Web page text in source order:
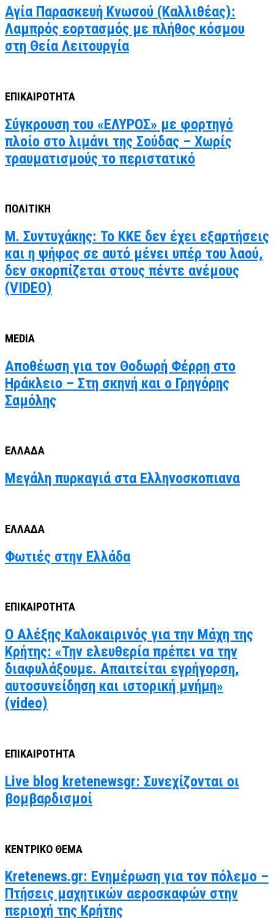
Αγία Παρασκευή Κνωσού (Καλλιθέας):
Λαμπρός εορτασμός με πλήθος κόσμου
στη Θεία Λειτουργία
ΕΠΙΚΑΙΡΟΤΗΤΑ
Σύγκρουση του «ΕΛΥΡΟΣ» με φορτηγό
πλοίο στο λιμάνι της Σούδας – Χωρίς
τραυματισμούς το περιστατικό
ΠΟΛΙΤΙΚΗ
Μ. Συντυχάκης: Το ΚΚΕ δεν έχει εξαρτήσεις
και η ψήφος σε αυτό μένει υπέρ του λαού,
δεν σκορπίζεται στους πέντε ανέμους
(VIDEO)
MEDIA
Αποθέωση για τον Θοδωρή Φέρρη στο
Ηράκλειο – Στη σκηνή και ο Γρηγόρης
Σαμόλης
ΕΛΛΑΔΑ
Μεγάλη πυρκαγιά στα Ελληνοσκοπιανα
ΕΛΛΑΔΑ
Φωτιές στην Ελλάδα
ΕΠΙΚΑΙΡΟΤΗΤΑ
Ο Αλέξης Καλοκαιρινός για την Μάχη της
Κρήτης: «Την ελευθερία πρέπει να την
διαφυλάξουμε. Απαιτείται εγρήγορση,
αυτοσυνείδηση και ιστορική μνήμη»
(video)
ΕΠΙΚΑΙΡΟΤΗΤΑ
Live blog kretenewsgr: Συνεχίζονται οι
βομβαρδισμοί
ΚΕΝΤΡΙΚΟ ΘΕΜΑ
Kretenews.gr: Ενημέρωση για τον πόλεμο –
Πτήσεις μαχητικών αεροσκαφών στην
περιοχή της Κρήτης